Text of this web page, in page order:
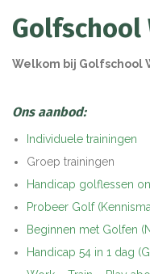
Golfschool
Welkom bij Golfschool
Ons aanbod:
Individuele trainingen
Groep trainingen
Handicap golflessen
Probeer Golf
Beginnen met Golfen
Handicap 54 in 1 dag